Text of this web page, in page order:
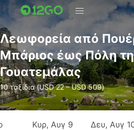
Λεωφορεία από
Μπάριος έως Πόλη
Γουατεμάλας
10 ταξίδια (USD 22 – USD 509)
Κυρ, Αυγ 9 Δευ, Αυγ